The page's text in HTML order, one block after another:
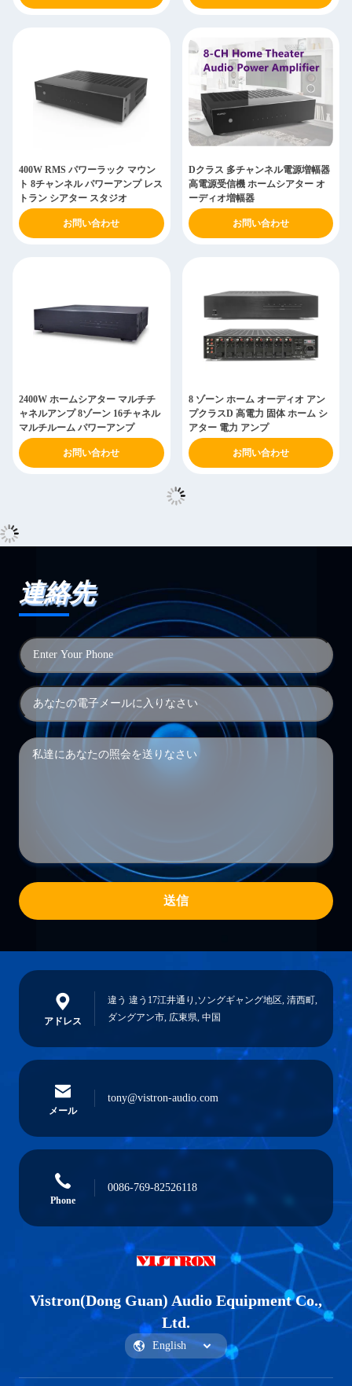
400W RMS パワーラック マウン
ト 8チャンネル パワーアンプ レス
トラン シアター スタジオ
お問い合わせ
Dクラス 多チャンネル電源増幅器
高電源受信機 ホームシアター オ
ーディオ増幅器
お問い合わせ
2400W ホームシアター マルチチ
ャネルアンプ 8ゾーン 16チャネル
マルチルーム パワーアンプ
お問い合わせ
8 ゾーン ホーム オーディオ アン
プクラスD 高電力 固体 ホーム シ
アター 電力 アンプ
お問い合わせ
統合12チャンネルマルチゾーンア
ンプ 6ゾーンホームステレオパワ
ーアンプシステム
Get Best Price
トップページ サブウーファー モ
ノ パワー アンプ カスタム パワフ
ル モノブロック Dクラス アンプ
Get Best Price
強力なマルチゾーンステレオアン
プ 19インチラックマウント 900ワ
ット スピーカー選択音量制御
16チャネルハイファイステレオア
ンプ 2400W AVホームシアタース
ピーカー サウンドサウンド受信機
8 ソース 8 ゾーン ブリッジ可能 分
散型オーディオマトリックスアン
プ ブリッジ可能 統合型ステレオ
アンプ
ームオーディオアンプシステム
1000ワットの多チャンネルアンプ
統合 6ゾーン 12チャンネル 家庭用
スーパーベース 2U Dクラス サブ
ウーファー アンプホームシアター
モノアンプ 1000W RMS